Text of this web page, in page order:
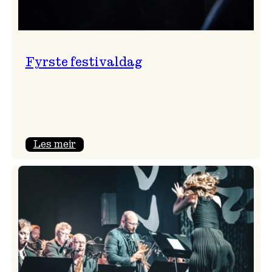
Fyrste festivaldag
Les meir: